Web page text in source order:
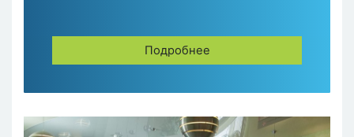
Подробнее